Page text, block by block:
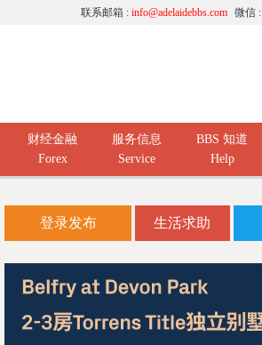
微信 :
联系邮箱 : info@adelaidebbs.com
财经金融
Forex
服务信息
Service
BBS 知道
Help
登录发布 生活求助